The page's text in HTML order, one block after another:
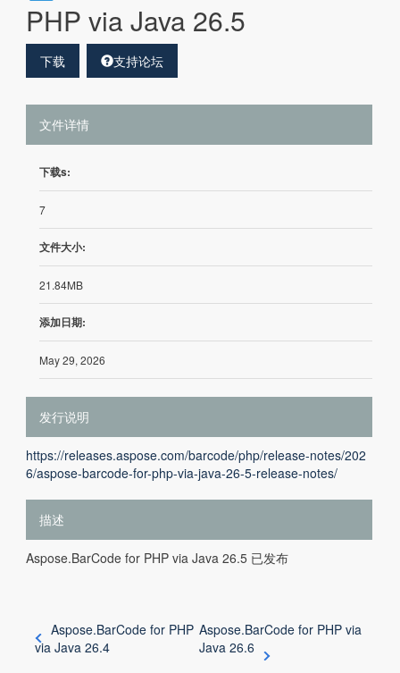
PHP via Java 26.5
下载 支持论坛
文件详情
下载s:
7
文件大小:
21.84MB
添加日期:
May 29, 2026
发行说明
https://releases.aspose.com/barcode/php/release-notes/202
6/aspose-barcode-for-php-via-java-26-5-release-notes/
描述
Aspose.BarCode for PHP via Java 26.5 已发布
Aspose.BarCode for PHP
via Java 26.4
Aspose.BarCode for PHP via
Java 26.6